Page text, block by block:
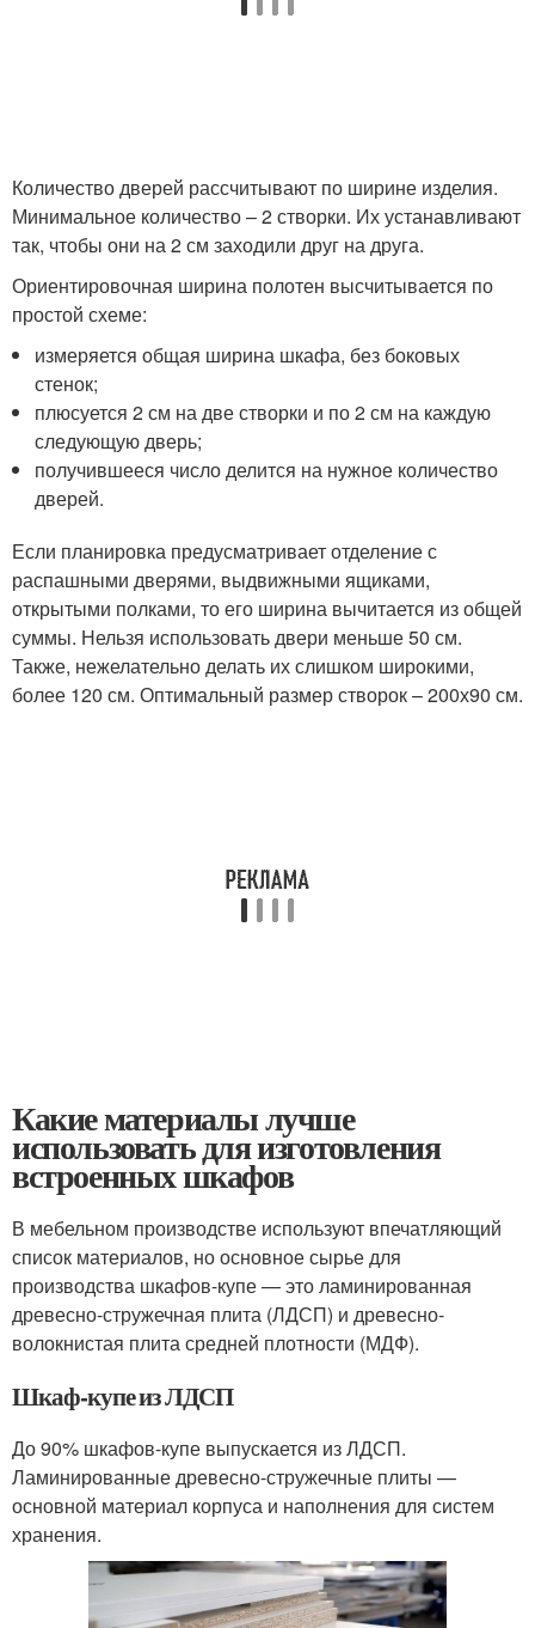
Количество дверей рассчитывают по ширине изделия.
Минимальное количество – 2 створки. Их устанавливают
так, чтобы они на 2 см заходили друг на друга.
Ориентировочная ширина полотен высчитывается по
простой схеме:
измеряется общая ширина шкафа, без боковых
стенок;
плюсуется 2 см на две створки и по 2 см на каждую
следующую дверь;
получившееся число делится на нужное количество
дверей.
Если планировка предусматривает отделение с
распашными дверями, выдвижными ящиками,
открытыми полками, то его ширина вычитается из общей
суммы. Нельзя использовать двери меньше 50 см.
Также, нежелательно делать их слишком широкими,
более 120 см. Оптимальный размер створок – 200х90 см.
Какие материалы лучше
использовать для изготовления
встроенных шкафов
В мебельном производстве используют впечатляющий
список материалов, но основное сырье для
производства шкафов-купе — это ламинированная
древесно-стружечная плита (ЛДСП) и древесно-
волокнистая плита средней плотности (МДФ).
Шкаф-купе из ЛДСП
До 90% шкафов-купе выпускается из ЛДСП.
Ламинированные древесно-стружечные плиты —
основной материал корпуса и наполнения для систем
хранения.